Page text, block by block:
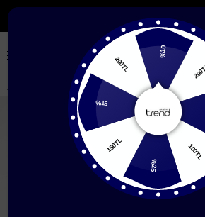
Ürünlerde %50'ye Varan İndirim
Çanta & Cüzdan Modelleri
%10
100TL
%25
150TL
%15
200TL